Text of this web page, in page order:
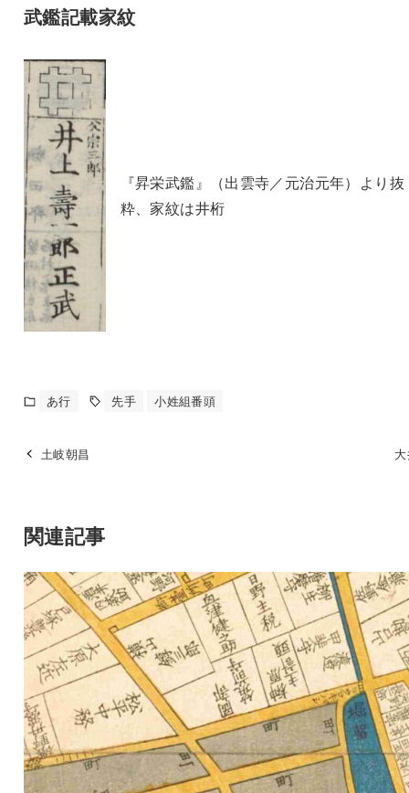
武鑑記載家紋
『昇栄武鑑』（出雲寺／元治元年）より抜
粋、家紋は井桁
あ行 先手 小姓組番頭
土岐朝昌
関連記事